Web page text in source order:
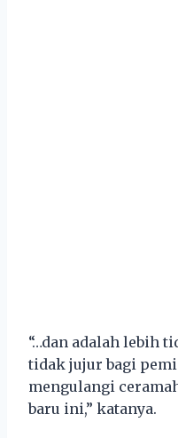
“…dan adalah lebih
tidak jujur bagi
mengulangi
baru ini,” katanya.